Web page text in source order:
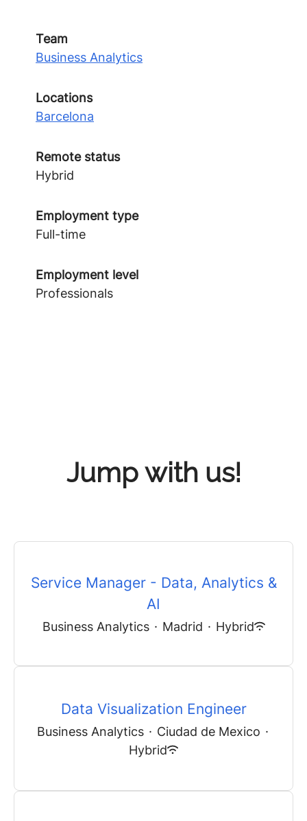
Team
Business Analytics
Locations
Barcelona
Remote status
Hybrid
Employment type
Full-time
Employment level
Professionals
Jump with us!
Service Manager - Data, Analytics &
AI
Business Analytics · Madrid · Hybrid
Data Visualization Engineer
Business Analytics · Ciudad de Mexico ·
Hybrid